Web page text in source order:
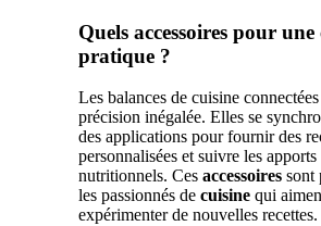
Quels accessoires pour une
pratique ?
Les balances de cuisine
précision inégalée. Elles se
des applications pour fournir des
personnalisées et suivre les apports
nutritionnels. Ces accessoires sont
les passionnés de cuisine qui
expérimenter de nouvelles recettes.